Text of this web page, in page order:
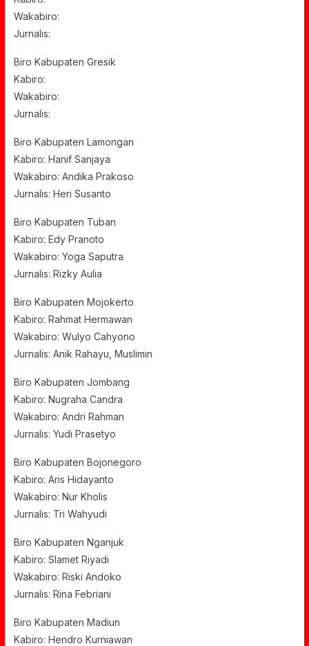
Wakabiro:
Jurnalis:
Biro Kabupaten Gresik
Kabiro:
Wakabiro:
Jurnalis:
Biro Kabupaten Lamongan
Kabiro: Hanif Sanjaya
Wakabiro: Andika Prakoso
Jurnalis: Heri Susanto
Biro Kabupaten Tuban
Kabiro: Edy Pranoto
Wakabiro: Yoga Saputra
Jurnalis: Rizky Aulia
Biro Kabupaten Mojokerto
Kabiro: Rahmat Hermawan
Wakabiro: Wulyo Cahyono
Jurnalis: Anik Rahayu, Muslimin
Biro Kabupaten Jombang
Kabiro: Nugraha Candra
Wakabiro: Andri Rahman
Jurnalis: Yudi Prasetyo
Biro Kabupaten Bojonegoro
Kabiro: Aris Hidayanto
Wakabiro: Nur Kholis
Jurnalis: Tri Wahyudi
Biro Kabupaten Nganjuk
Kabiro: Slamet Riyadi
Wakabiro: Riski Andoko
Jurnalis: Rina Febriani
Biro Kabupaten Madiun
Kabiro: Hendro Kurniawan